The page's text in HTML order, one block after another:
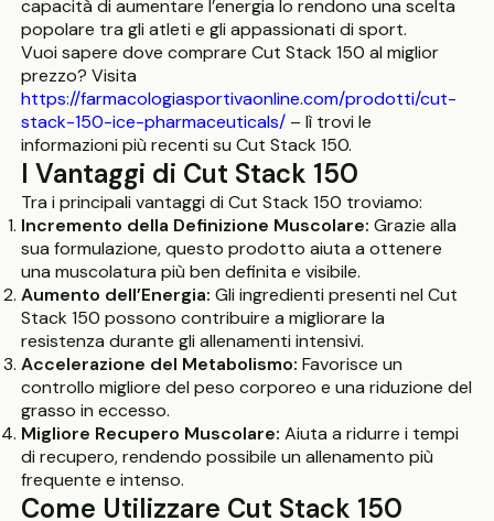
capacità di aumentare l’energia lo rendono una scelta
popolare tra gli atleti e gli appassionati di sport.
Vuoi sapere dove comprare Cut Stack 150 al miglior
prezzo? Visita
https://farmacologiasportivaonline.com/prodotti/cut-
stack-150-ice-pharmaceuticals/ – lì trovi le
informazioni più recenti su Cut Stack 150.
I Vantaggi di Cut Stack 150
Tra i principali vantaggi di Cut Stack 150 troviamo:
Incremento della Definizione Muscolare: Grazie alla
sua formulazione, questo prodotto aiuta a ottenere
una muscolatura più ben definita e visibile.
Aumento dell’Energia: Gli ingredienti presenti nel Cut
Stack 150 possono contribuire a migliorare la
resistenza durante gli allenamenti intensivi.
Accelerazione del Metabolismo: Favorisce un
controllo migliore del peso corporeo e una riduzione del
grasso in eccesso.
Migliore Recupero Muscolare: Aiuta a ridurre i tempi
di recupero, rendendo possibile un allenamento più
frequente e intenso.
Come Utilizzare Cut Stack 150